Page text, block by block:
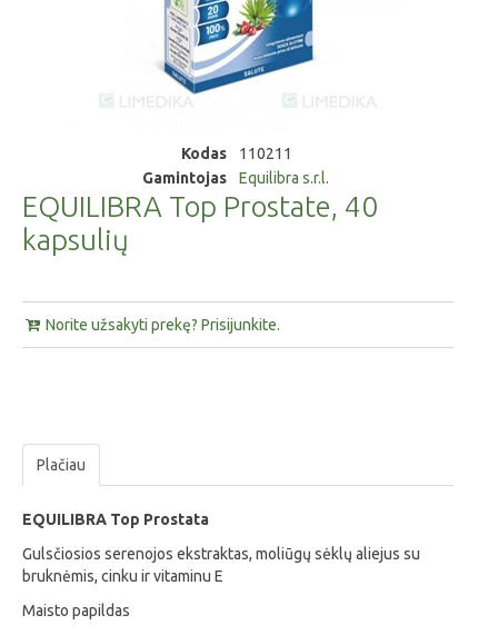
Kodas
110211
Gamintojas
Equilibra s.r.l.
EQUILIBRA Top Prostate, 40
kapsulių
Norite užsakyti prekę? Prisijunkite.
Plačiau
EQUILIBRA Top Prostata
Gulsčiosios serenojos ekstraktas, moliūgų sėklų aliejus su
bruknėmis, cinku ir vitaminu E
Maisto papildas